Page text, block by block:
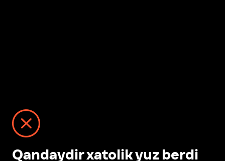
Qandaydir xatolik yuz berdi